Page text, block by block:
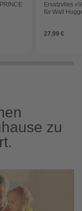
Ersatzvlies
für Wall
27,99 €
zu